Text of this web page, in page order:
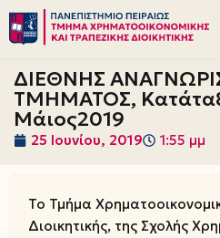
Μεταπηδήστε
στο
περιεχόμενο
ΔΙΕΘΝΗΣ
ΤΜΗΜΑΤΟΣ,
Μάιος2019
25 Ιουνίου, 2019 1:55 μμ
Το Τμήμα
Διοικητικής, της Σχολής